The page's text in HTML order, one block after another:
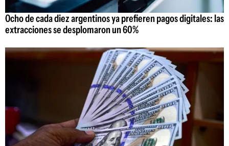
Ocho de cada diez argentinos ya prefieren pagos digitales: las
extracciones se desplomaron un 60%